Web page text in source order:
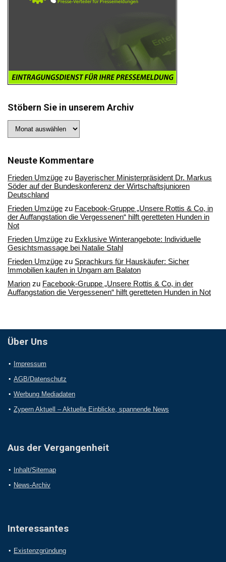
Stöbern Sie in unserem Archiv
Sie
Archiv
Neuste Kommentare
Frieden Umzüge zu Bayerischer Ministerpräsident Dr. Markus
Söder auf der Bundeskonferenz der Wirtschaftsjunioren
Deutschland
Frieden Umzüge zu Facebook-Gruppe „Unsere Rottis & Co, in
der Auffangstation die Vergessenen“ hilft geretteten Hunden in
Not
Frieden Umzüge zu Exklusive Winterangebote: Individuelle
Gesichtsmassage bei Natalie Stahl
Frieden Umzüge zu Sprachkurs für Hauskäufer: Sicher
Immobilien kaufen in Ungarn am Balaton
Marion zu Facebook-Gruppe „Unsere Rottis & Co, in der
Auffangstation die Vergessenen“ hilft geretteten Hunden in Not
Über Uns
Impressum
AGB/Datenschutz
Werbung Mediadaten
Zypern Aktuell – Aktuelle Einblicke, spannende News
Aus der Vergangenheit
Inhalt/Sitemap
News-Archiv
Interessantes
Existenzgründung